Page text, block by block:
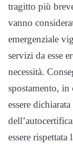
tragitto più
vanno
emergenziale
servizi da esse
necessità.
spostamento,
essere
essere